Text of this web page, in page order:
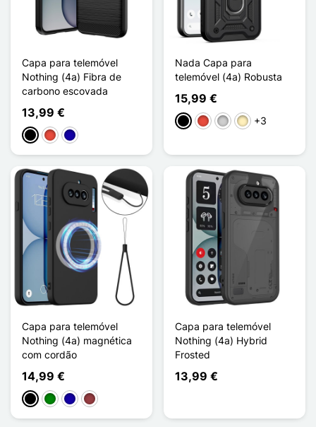
Capa para telemóvel
Nothing (4a) Fibra de
carbono escovada
13,99 €
PretoVermelhoAzul Escuro
Nada Capa para
telemóvel (4a) Robusta
15,99 €
PretoVermelho
PrataOuro+3
Capa para telemóvel
Nothing (4a) magnética
com cordão
14,99 €
PretoVerdeAzul Escuro
Vermelho escuro
Capa para telemóvel
Nothing (4a) Hybrid
Frosted
13,99 €